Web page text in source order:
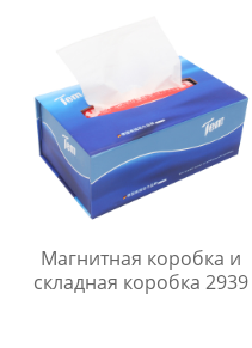
Магнитная коробка и
складная коробка 2939